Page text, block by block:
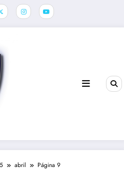
abril Página 9